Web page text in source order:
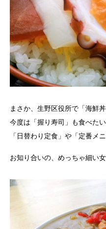
まさか、生野区役所で「海鮮
今度は「握り寿司」も食べたい
「日替わり定食」や「定番メ
お知り合いの、めっちゃ細い